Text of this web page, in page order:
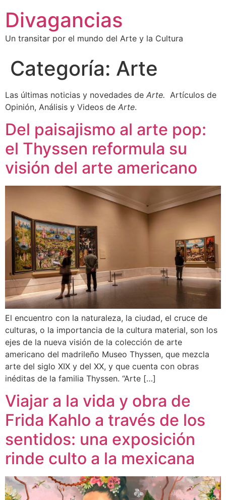
Divagancias
Un transitar por el mundo del Arte y la Cultura
Categoría: Arte
Las últimas noticias y novedades de Arte. Artículos de
Opinión, Análisis y Videos de Arte.
Del paisajismo al arte pop:
el Thyssen reformula su
visión del arte americano
El encuentro con la naturaleza, la ciudad, el cruce de
culturas, o la importancia de la cultura material, son los
ejes de la nueva visión de la colección de arte
americano del madrileño Museo Thyssen, que mezcla
arte del siglo XIX y del XX, y que cuenta con obras
inéditas de la familia Thyssen. “Arte […]
Viajar a la vida y obra de
Frida Kahlo a través de los
sentidos: una exposición
rinde culto a la mexicana